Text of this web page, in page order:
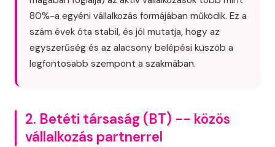
80%-a egyéni vállalkozás formájában működik. Ez a
szám évek óta stabil, és jól mutatja, hogy az
egyszerűség és az alacsony belépési küszöb a
legfontosabb szempont a szakmában.
2. Betéti társaság (BT) -- közös
vállalkozás partnerrel